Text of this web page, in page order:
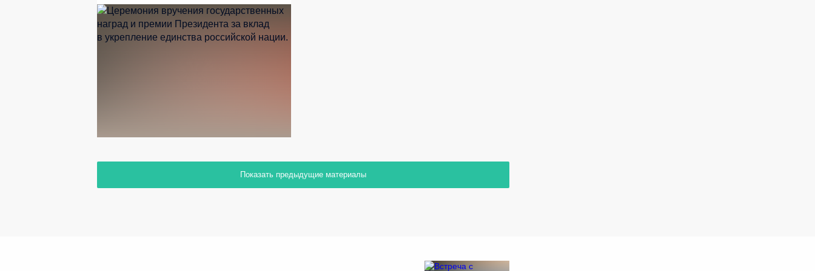
Показать предыдущие материалы